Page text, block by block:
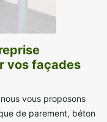
vos façades
vous proposons
de parement, béton